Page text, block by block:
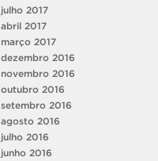
julho 2017
abril 2017
março 2017
dezembro 2016
novembro 2016
outubro 2016
setembro 2016
agosto 2016
julho 2016
junho 2016